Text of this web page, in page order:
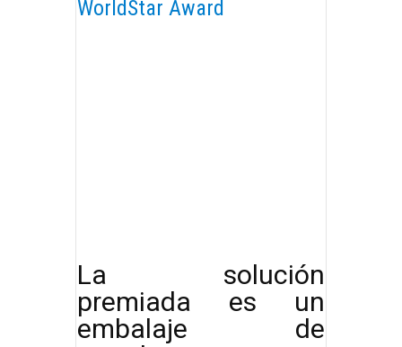
WorldStar Award
La solución
premiada es un
embalaje de